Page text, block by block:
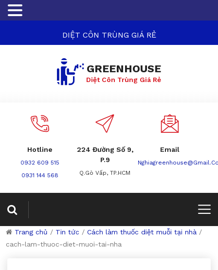
DIỆT CÔN TRÙNG GIÁ RẺ
GREENHOUSE
Diệt Côn Trùng Giá Rẻ
Hotline
0932 609 515
0931 144 568
224 Đường Số 9,
P.9
Q.Gò Vấp, TP.HCM
Email
Trang chủ / Tin tức / Cách làm thuốc diệt muỗi tại nhà /
cach-lam-thuoc-diet-muoi-tai-nha